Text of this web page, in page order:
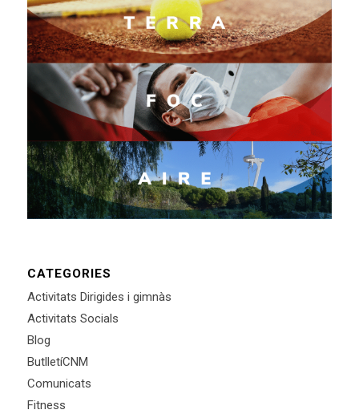
CATEGORIES
Activitats Dirigides i gimnàs
Activitats Socials
Blog
ButlletíCNM
Comunicats
Fitness